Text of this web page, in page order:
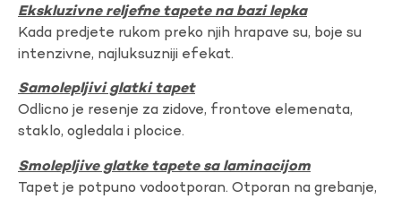
Ekskluzivne reljefne tapete na bazi lepka
Kada predjete rukom preko njih hrapave su, boje su
intenzivne, najluksuzniji efekat.
Samolepljivi glatki tapet
Odlicno je resenje za zidove, frontove elemenata,
staklo, ogledala i plocice.
Smolepljive glatke tapete sa laminacijom
Tapet je potpuno vodootporan. Otporan na grebanje,